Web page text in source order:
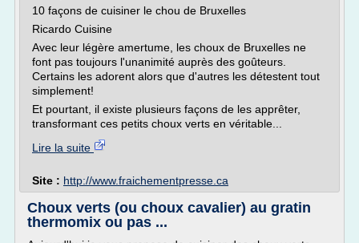
10 façons de cuisiner le chou de Bruxelles
Ricardo Cuisine
Avec leur légère amertume, les choux de Bruxelles ne
font pas toujours l'unanimité auprès des goûteurs.
Certains les adorent alors que d'autres les détestent tout
simplement!
Et pourtant, il existe plusieurs façons de les apprêter,
transformant ces petits choux verts en véritable...
Lire la suite
Site : http://www.fraichementpresse.ca
Choux verts (ou choux cavalier) au gratin
thermomix ou pas ...